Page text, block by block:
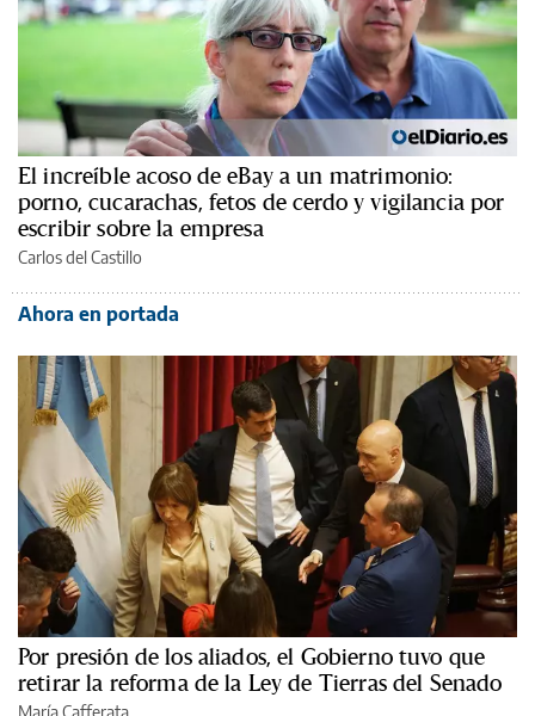
El increíble acoso de eBay a un matrimonio:
porno, cucarachas, fetos de cerdo y vigilancia por
escribir sobre la empresa
Carlos del Castillo
Ahora en portada
Por presión de los aliados, el Gobierno tuvo que
retirar la reforma de la Ley de Tierras del Senado
María Cafferata